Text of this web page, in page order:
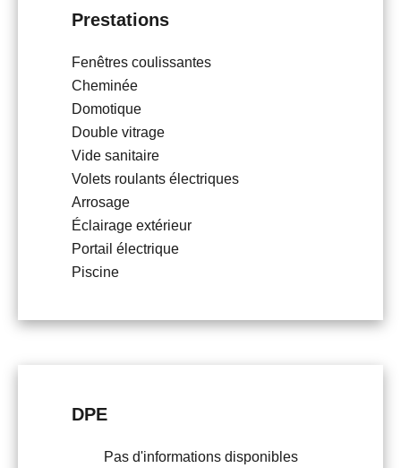
Prestations
Fenêtres coulissantes
Cheminée
Domotique
Double vitrage
Vide sanitaire
Volets roulants électriques
Arrosage
Éclairage extérieur
Portail électrique
Piscine
DPE
Pas d'informations disponibles